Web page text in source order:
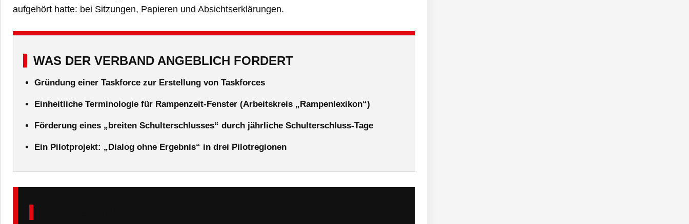
aufgehört hatte: bei Sitzungen, Papieren und Absichtserklärungen.
WAS DER VERBAND ANGEBLICH FORDERT
Gründung einer Taskforce zur Erstellung von Taskforces
Einheitliche Terminologie für Rampenzeit-Fenster (Arbeitskreis „Rampenlexikon“)
Förderung eines „breiten Schulterschlusses“ durch jährliche Schulterschluss-Tage
Ein Pilotprojekt: „Dialog ohne Ergebnis“ in drei Pilotregionen